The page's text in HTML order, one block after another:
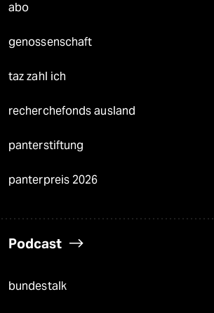
abo
genossenschaft
taz zahl ich
recherchefonds ausland
panterstiftung
panterpreis 2026
Podcast
bundestalk